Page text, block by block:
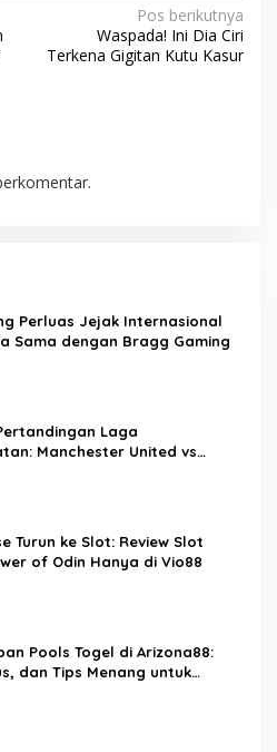
Pos berikutnya
Waspada! Ini Dia Ciri
Terkena Gigitan Kutu Kasur
Perluas Jejak Internasional
Sama dengan Bragg Gaming
Laga
Manchester United vs
Turun ke Slot: Review Slot
of Odin Hanya di Vio88
Pools Togel di Arizona88:
dan Tips Menang untuk